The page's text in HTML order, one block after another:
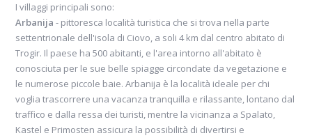
I villaggi principali sono:
Arbanija - pittoresca località turistica che si trova nella parte
settentrionale dell'isola di Ciovo, a soli 4 km dal centro abitato di
Trogir. Il paese ha 500 abitanti, e l'area intorno all'abitato è
conosciuta per le sue belle spiagge circondate da vegetazione e
le numerose piccole baie. Arbanija è la località ideale per chi
voglia trascorrere una vacanza tranquilla e rilassante, lontano dal
traffico e dalla ressa dei turisti, mentre la vicinanza a Spalato,
Kastel e Primosten assicura la possibilità di divertirsi e